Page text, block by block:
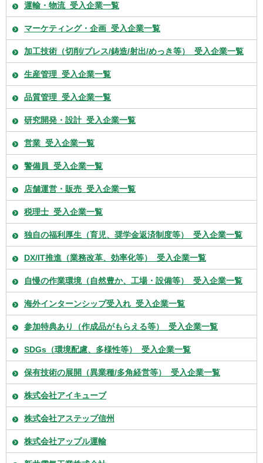
運輸・物流_受入企業一覧
マーケティング・企画_受入企業一覧
加工技術（切削/プレス/鋳造/射出/めっき等）_受入企業一覧
生産管理_受入企業一覧
品質管理_受入企業一覧
研究開発・設計_受入企業一覧
営業_受入企業一覧
警備員_受入企業一覧
店舗運営・販売_受入企業一覧
税理士_受入企業一覧
独自の福利厚生（育児、奨学金返済制度等）_受入企業一覧
DX/IT推進（業務改革、効率化等）_受入企業一覧
自慢の作業環境（自然豊か、工場・設備等）_受入企業一覧
海外インターンシップ受入れ_受入企業一覧
参加特典あり（作成品がもらえる等）_受入企業一覧
SDGs（環境配慮、多様性等）_受入企業一覧
保有技術の展開（異業種/多角経営等）_受入企業一覧
株式会社アイキューブ
株式会社アステップ信州
株式会社アップル運輸